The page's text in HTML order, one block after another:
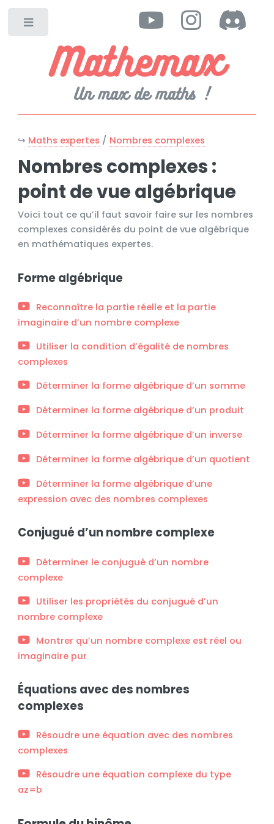
Mathemax
Un max de maths !
↪ Maths expertes / Nombres complexes
Nombres complexes :
point de vue algébrique
Voici tout ce qu’il faut savoir faire sur les nombres
complexes considérés du point de vue algébrique
en mathématiques expertes.
Forme algébrique
Reconnaître la partie réelle et la partie
imaginaire d’un nombre complexe
Utiliser la condition d’égalité de nombres
complexes
Déterminer la forme algébrique d’un somme
Déterminer la forme algébrique d’un produit
Déterminer la forme algébrique d’un inverse
Déterminer la forme algébrique d’un quotient
Déterminer la forme algébrique d’une
expression avec des nombres complexes
Conjugué d’un nombre complexe
Déterminer le conjugué d’un nombre
complexe
Utiliser les propriétés du conjugué d’un
nombre complexe
Montrer qu’un nombre complexe est réel ou
imaginaire pur
Équations avec des nombres
complexes
Résoudre une équation avec des nombres
complexes
Résoudre une équation complexe du type
az=b